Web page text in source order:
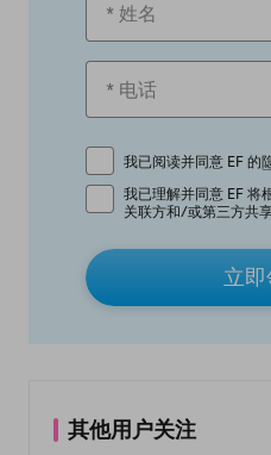
我已阅读并同意 EF 的
我已理解并同意 EF 将
关联方和/或第三方共
立
其他用户关注